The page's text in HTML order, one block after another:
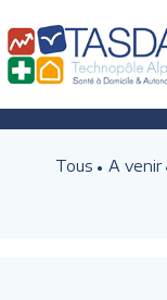
Tous A venir